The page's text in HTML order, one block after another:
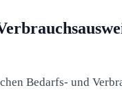
Bedarfs- und